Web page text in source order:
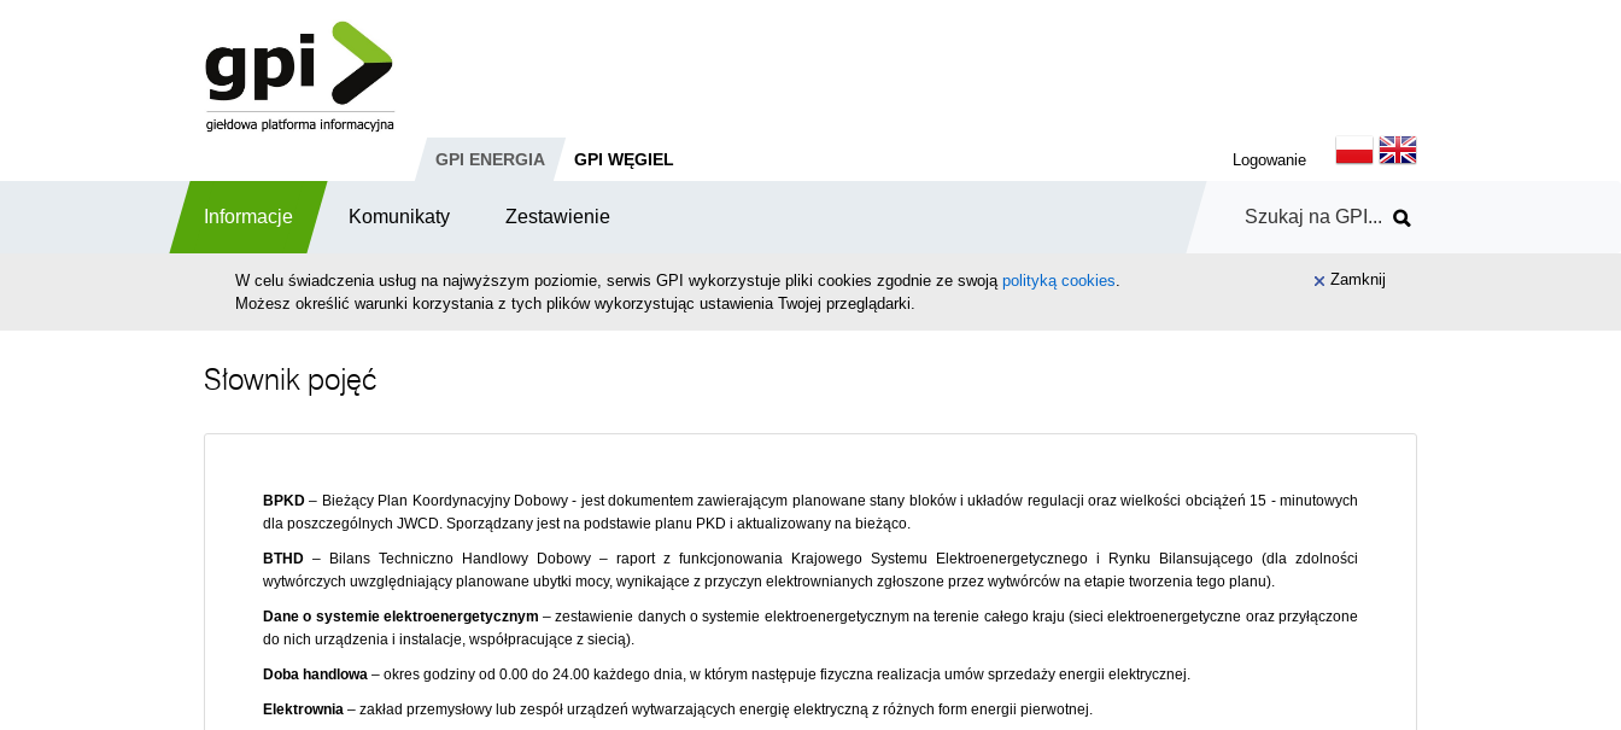
Logowanie
GPI ENERGIA GPI WĘGIEL
Informacje Komunikaty Zestawienie
W celu świadczenia usług na najwyższym poziomie, serwis GPI wykorzystuje pliki cookies zgodnie ze swoją polityką cookies.
Możesz określić warunki korzystania z tych plików wykorzystując ustawienia Twojej przeglądarki.
Zamknij
Słownik pojęć
BPKD – Bieżący Plan Koordynacyjny Dobowy - jest dokumentem zawierającym planowane stany bloków i układów regulacji oraz wielkości obciążeń 15 - minutowych
dla poszczególnych JWCD. Sporządzany jest na podstawie planu PKD i aktualizowany na bieżąco.
BTHD – Bilans Techniczno Handlowy Dobowy – raport z funkcjonowania Krajowego Systemu Elektroenergetycznego i Rynku Bilansującego (dla zdolności
wytwórczych uwzględniający planowane ubytki mocy, wynikające z przyczyn elektrownianych zgłoszone przez wytwórców na etapie tworzenia tego planu).
Dane o systemie elektroenergetycznym – zestawienie danych o systemie elektroenergetycznym na terenie całego kraju (sieci elektroenergetyczne oraz przyłączone
do nich urządzenia i instalacje, współpracujące z siecią).
Doba handlowa – okres godziny od 0.00 do 24.00 każdego dnia, w którym następuje fizyczna realizacja umów sprzedaży energii elektrycznej.
Elektrownia – zakład przemysłowy lub zespół urządzeń wytwarzających energię elektryczną z różnych form energii pierwotnej.